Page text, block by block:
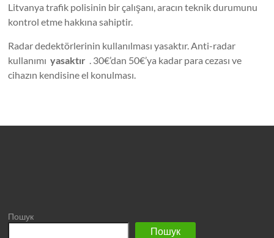
Litvanya trafik polisinin bir çalışanı, aracın teknik durumunu
kontrol etme hakkına sahiptir.
Radar dedektörlerinin kullanılması yasaktır. Anti-radar
kullanımıyasaktır . 30€’dan 50€’ya kadar para cezası ve
cihazın kendisine el konulması.
Пошук
Пошук